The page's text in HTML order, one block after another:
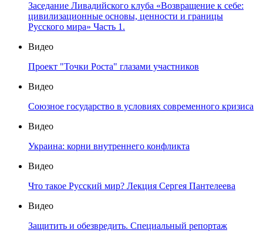
Заседание Ливадийского клуба «Возвращение к себе:
цивилизационные основы, ценности и границы
Русского мира» Часть 1.
Видео
Проект "Точки Роста" глазами участников
Видео
Союзное государство в условиях современного кризиса
Видео
Украина: корни внутреннего конфликта
Видео
Что такое Русский мир? Лекция Сергея Пантелеева
Видео
Защитить и обезвредить. Специальный репортаж